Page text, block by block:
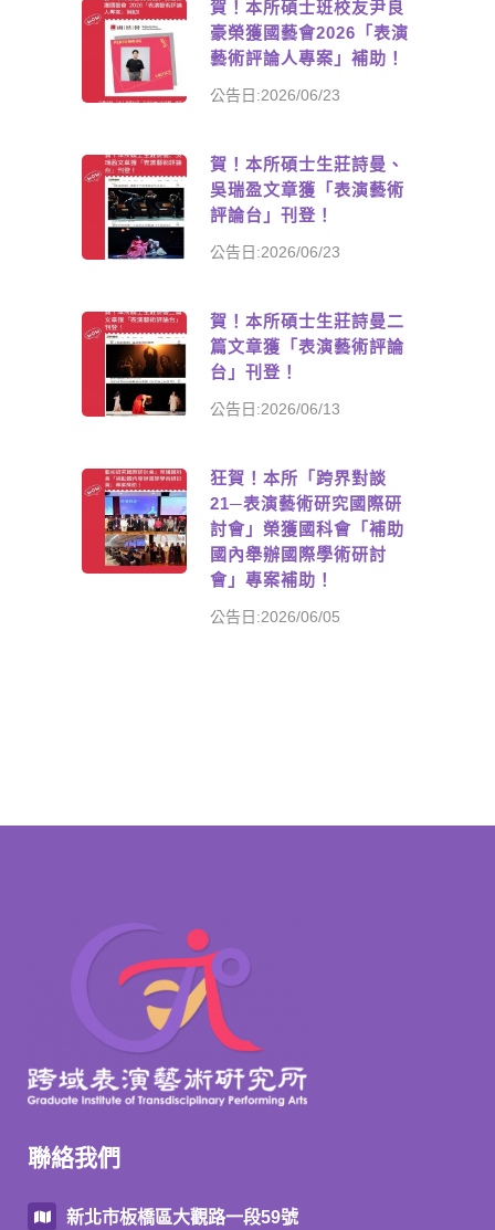
賀！本所碩士班校友尹良
豪榮獲國藝會2026「表演
藝術評論人專案」補助！
公告日:2026/06/23
賀！本所碩士生莊詩曼、
吳瑞盈文章獲「表演藝術
評論台」刊登！
公告日:2026/06/23
賀！本所碩士生莊詩曼二
篇文章獲「表演藝術評論
台」刊登！
公告日:2026/06/13
狂賀！本所「跨界對談
21─表演藝術研究國際研
討會」榮獲國科會「補助
國內舉辦國際學術研討
會」專案補助！
公告日:2026/06/05
聯絡我們
新北市板橋區大觀路一段59號